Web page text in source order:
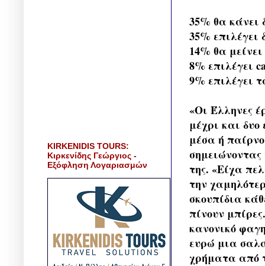
35% θα κάνει
35% επιλέγει
14% θα
8% επιλέγει
9% επιλέγει
«Οι Έλληνες
μέχρι και
μέσα ή
σημειώνοντας
της. «Είχα
την
σκουπίδια
πίνουν
κανονικό
ευρώ μια
χρήματα από
KIRKENIDIS TOURS:
Κιρκενίδης Γεώργιος -
Εξόφληση Λογαριασμών